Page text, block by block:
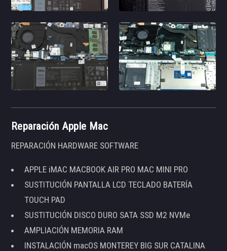
Reparación Apple Mac
REPARACIÓN HARDWARE SOFTWARE
APPLE iMAC MACBOOK AIR PRO MAC MINI PRO
SUSTITUCIÓN PANTALLA LCD TECLADO BATERÍA
TOUCH PAD
SUSTITUCIÓN DISCO DURO SATA SSD M2 NVMe
AMPLIACIÓN MEMORIA RAM
INSTALACIÓN macOS MONTEREY BIG SUR CATALINA